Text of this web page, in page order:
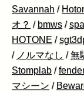
Savannah /
オ？ / bmws /
HOTONE /
/ ノルマなし /無
Stomplab /
マシーン /